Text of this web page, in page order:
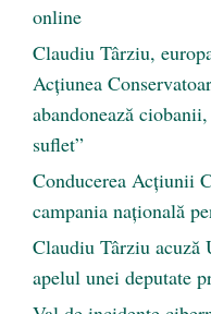
online
Claudiu Târziu,
Acțiunea
abandonează
suflet”
Conducerea Acțiunii
campania națională
Claudiu Târziu acuză
apelul unei deputate